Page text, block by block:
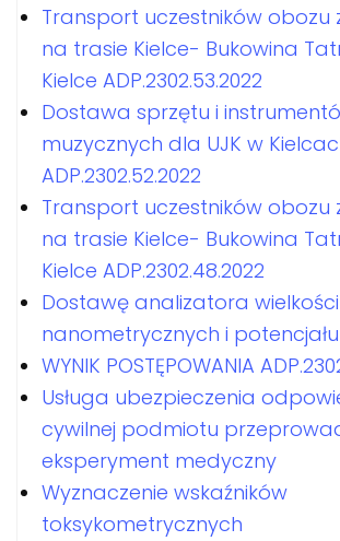
Transport uczestników obozu
na trasie Kielce- Bukowina
Kielce ADP.2302.53.2022
Dostawa sprzętu i
muzycznych dla UJK w
ADP.2302.52.2022
Transport uczestników obozu
na trasie Kielce- Bukowina
Kielce ADP.2302.48.2022
Dostawę analizatora
nanometrycznych i
WYNIK POSTĘPOWANIA
Usługa ubezpieczenia
cywilnej podmiotu
eksperyment medyczny
Wyznaczenie wskaźników
toksykometrycznych